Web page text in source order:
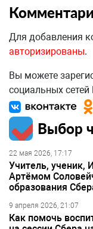
Для добавления
авторизированы.
Вы можете
социальных
Выбор
22 мая 2026, 17:17
Учитель, ученик,
Артёмом
образования
9 апреля 2026, 21:07
Как помочь